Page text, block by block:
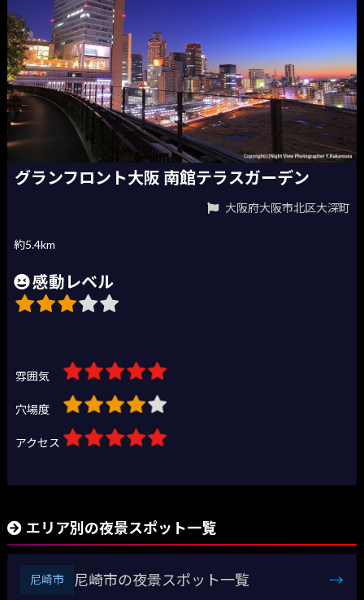
グランフロント大阪 南館テラスガーデン
大阪府大阪市北区大深町
約5.4km
感動レベル
雰囲気
穴場度
アクセス
エリア別の夜景スポット一覧
尼崎市 尼崎市の夜景スポット一覧 →